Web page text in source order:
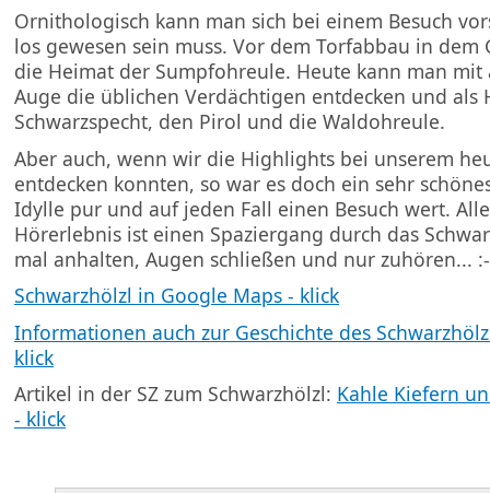
Ornithologisch kann man sich bei einem Besuch
los gewesen sein muss. Vor dem Torfabbau in dem
die Heimat der Sumpfohreule. Heute kann man mit
Auge die üblichen Verdächtigen entdecken und als
Schwarzspecht, den Pirol und die Waldohreule.
Aber auch, wenn wir die Highlights bei unserem
entdecken konnten, so war es doch ein sehr
Idylle pur und auf jeden Fall einen Besuch wert.
Hörerlebnis ist einen Spaziergang durch das
mal anhalten, Augen schließen und nur zuhören...
Schwarzhölzl in Google Maps - klick
Informationen auch zur Geschichte des
klick
Artikel in der SZ zum Schwarzhölzl: Kahle Kiefern
- klick